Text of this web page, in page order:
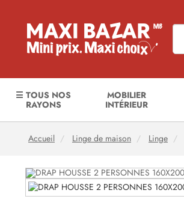
☰ TOUS NOS
RAYONS
MOBILIER
INTÉRIEUR
Accueil Linge de maison Linge